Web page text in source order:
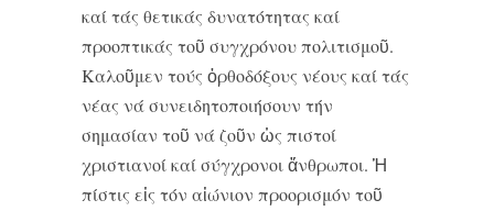
καί τάς θετικάς δυνατότητας καί
προοπτικάς τοῦ συγχρόνου πολιτισμοῦ.
Καλοῦμεν τούς ὀρθοδόξους νέους καί τάς
νέας νά συνειδητοποιήσουν τήν
σημασίαν τοῦ νά ζοῦν ὡς πιστοί
χριστιανοί καί σύγχρονοι ἄνθρωποι. Ἡ
πίστις εἰς τόν αἰώνιον προορισμόν τοῦ